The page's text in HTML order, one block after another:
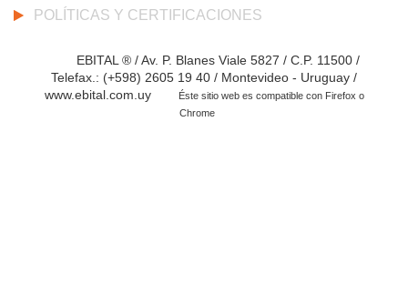
POLÍTICAS Y CERTIFICACIONES
EBITAL ® / Av. P. Blanes Viale 5827 / C.P. 11500 /
Telefax.: (+598) 2605 19 40 / Montevideo - Uruguay /
www.ebital.com.uy
Éste sitio web es compatible con Firefox o
Chrome